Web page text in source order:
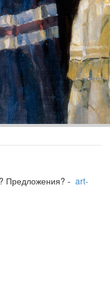
Предложения? - art-